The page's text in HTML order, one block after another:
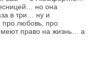
но она
в три… ну и
про любовь, про
право на жизнь… а